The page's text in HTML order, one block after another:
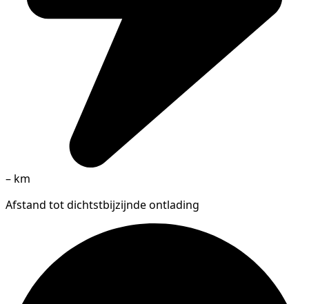
– km
Afstand tot dichtstbijzijnde ontlading